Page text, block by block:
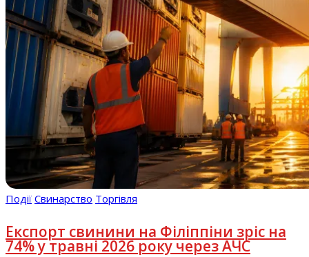
Події Свинарство Торгівля
Експорт свинини на Філіппіни зріс на
74% у травні 2026 року через АЧС